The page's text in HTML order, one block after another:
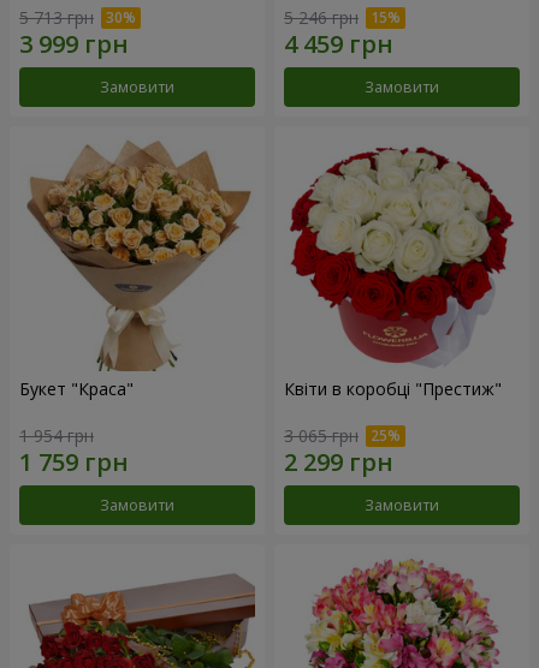
5 713 грн
Замовити
5 246 грн
Замовити
Букет "Краса"
1 954 грн
Замовити
Квіти в коробці "Престиж"
3 065 грн
Замовити